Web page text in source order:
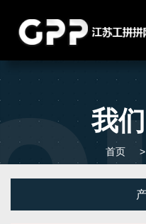
我
首页 >